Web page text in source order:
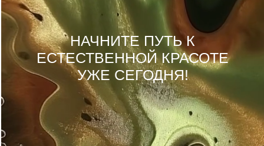
НАЧНИТЕ ПУТЬ К
ЕСТЕСТВЕННОЙ КРАСОТЕ
УЖЕ СЕГОДНЯ!